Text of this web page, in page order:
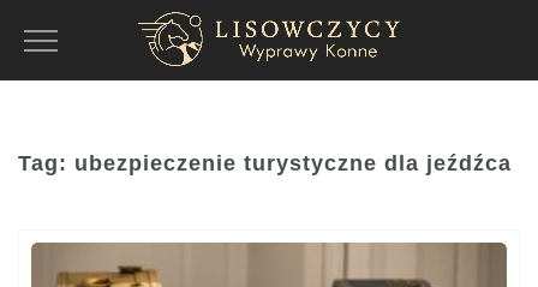
Toggle
Tag: ubezpieczenie turystyczne dla jeźdźca